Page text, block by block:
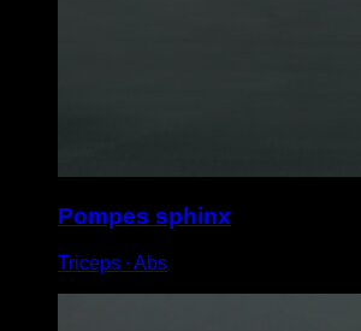
Pompes sphinx
Triceps ∙ Abs